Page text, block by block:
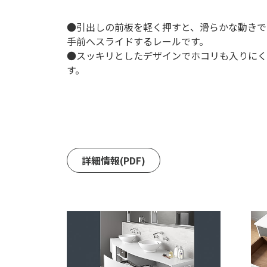
●引出しの前板を軽く押すと、滑らかな動きで
手前へスライドするレールです。
●スッキリとしたデザインでホコリも入りに
す。
詳細情報(PDF)